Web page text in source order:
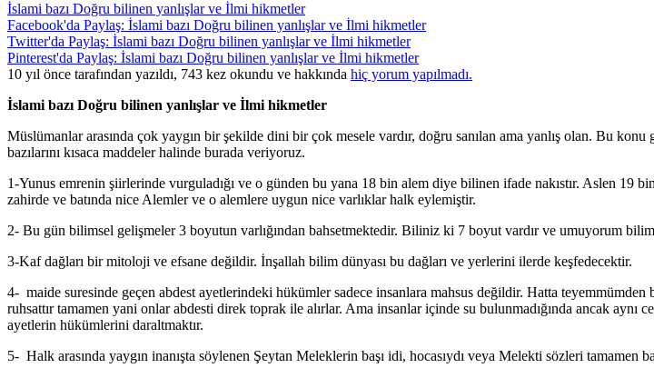
İslami bazı Doğru bilinen yanlışlar ve İlmi hikmetler
Facebook'da Paylaş: İslami bazı Doğru bilinen yanlışlar ve İlmi hikmetler
Twitter'da Paylaş: İslami bazı Doğru bilinen yanlışlar ve İlmi hikmetler
Pinterest'da Paylaş: İslami bazı Doğru bilinen yanlışlar ve İlmi hikmetler
10 yıl önce tarafından yazıldı, 743 kez okundu ve hakkında hiç yorum yapılmadı.
İslami bazı Doğru bilinen yanlışlar ve İlmi hikmetler
Müslümanlar arasında çok yaygın bir şekilde dini bir çok mesele vardır, doğru sanılan ama yanlış olan. Bu
bazılarını kısaca maddeler halinde burada veriyoruz.
1-Yunus emrenin şiirlerinde vurguladığı ve o günden bu yana 18 bin alem diye bilinen ifade nakıstır. Aslen 19
zahirde ve batında nice Alemler ve o alemlere uygun nice varlıklar halk eylemiştir.
2- Bu gün bilimsel gelişmeler 3 boyutun varlığından bahsetmektedir. Biliniz ki 7 boyut vardır ve umuyorum
3-Kaf dağları bir mitoloji ve efsane değildir. İnşallah bilim dünyası bu dağları ve yerlerini ilerde keşfedecektir.
4- maide suresinde geçen abdest ayetlerindeki hükümler sadece insanlara mahsus değildir. Hatta
ruhsattır tamamen yani onlar abdesti direk toprak ile alırlar. Ama insanlar içinde su bulunmadığında ancak
ayetlerin hükümlerini daraltmaktır.
5- Halk arasında yaygın inanışta söylenen Şeytan Meleklerin başı idi, hocasıydı veya Melekti sözleri tamamen